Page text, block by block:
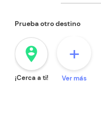
Prueba otro destino
person_pin_circle
¡Cerca a ti!
+
Ver más